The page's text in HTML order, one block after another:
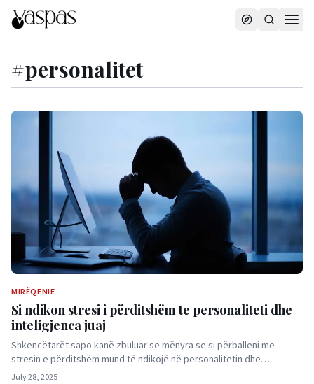
#personalitet
MIRËQENIE
Si ndikon stresi i përditshëm te personaliteti dhe
inteligjenca juaj
Shkencëtarët sapo kanë zbuluar se mënyra se si përballeni me
stresin e përditshëm mund të ndikojë në personalitetin dhe…
July 28, 2025